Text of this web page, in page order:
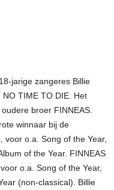
jarige zangeres Billie
TIME TO DIE. Het
broer FINNEAS.
winnaar bij de
voor o.a. Song of the Year,
of the Year. FINNEAS
o.a. Song of the Year,
(non-classical). Billie